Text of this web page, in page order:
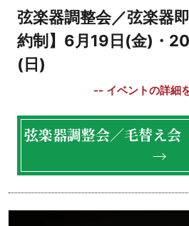
弦楽器調整会／弦楽器
約制】6月19日(金)・
(日)
弦楽器調整会／毛替え
→